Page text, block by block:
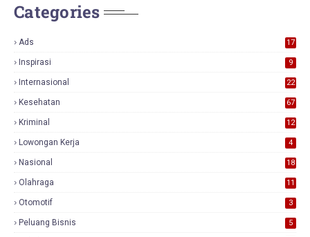
Categories
Ads
17
Inspirasi 9
Internasional 22
Kesehatan 67
Kriminal 12
Lowongan Kerja 4
Nasional
18
Olahraga 11
Otomotif 3
Peluang Bisnis 5